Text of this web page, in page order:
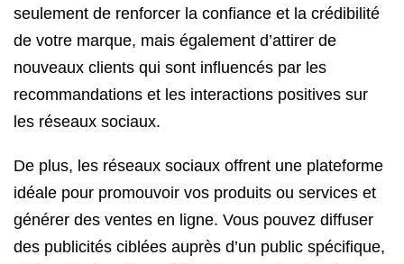
seulement de renforcer la confiance et la crédibilité
de votre marque, mais également d’attirer de
nouveaux clients qui sont influencés par les
recommandations et les interactions positives sur
les réseaux sociaux.
De plus, les réseaux sociaux offrent une plateforme
idéale pour promouvoir vos produits ou services et
générer des ventes en ligne. Vous pouvez diffuser
des publicités ciblées auprès d’un public spécifique,